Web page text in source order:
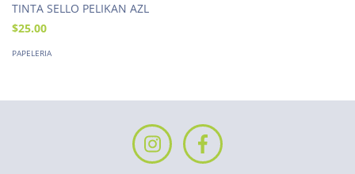
TINTA SELLO PELIKAN AZL
$25.00
PAPELERIA